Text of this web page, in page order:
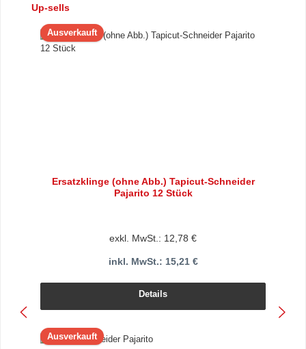
Produktgalerie überspringen
Up-sells
Ausverkauft
Ersatzklinge (ohne Abb.) Tapicut-Schneider
Pajarito 12 Stück
exkl. MwSt.: 12,78 €
inkl. MwSt.: 15,21 €
Details
Ausverkauft